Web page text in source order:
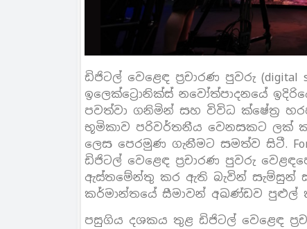
ඩිජිටල් වෙළෙඳ ප‍්‍රචාරණ පුවරු (digital
ඉලෙක්ට්‍රොනික්ස් නවෝත්පාදනයේ
පවත්වා ගනිමින් සහ විවිධ ක්ෂේත‍්‍ර
භූමිකාව පරිවර්තනීය වෙනසකට ලක්
ලෙස පෙරමුණ ගැනීමට සමත්ව සිටී.
ඩිජිටල් වෙළෙඳ ප‍්‍රචාරණ පුවරු
ඇස්තමේන්තු කර ඇති බැවින් සැම්සුන්
කර්මාන්තයේ සීමාවන් අඛණ්ඩව පුළුල්
පසුගිය දශකය තුළ ඩිජිටල් වෙළෙඳ